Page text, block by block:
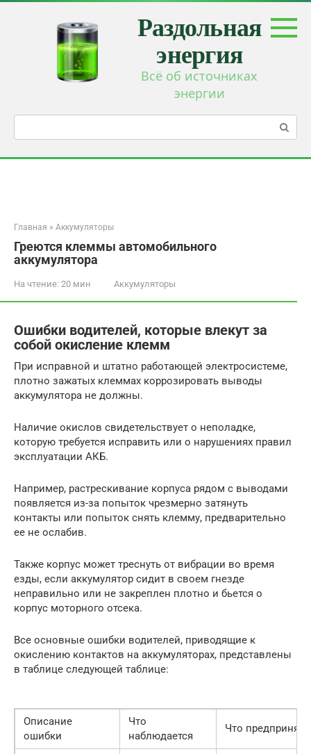
Перейти
Раздольная
энергия
Всё об источниках
энергии
Главная » Аккумуляторы
Греются клеммы автомобильного
аккумулятора
На чтение: 20 мин Аккумуляторы
Ошибки водителей, которые влекут за
собой окисление клемм
При исправной и штатно работающей электросистеме,
плотно зажатых клеммах коррозировать выводы
аккумулятора не должны.
Наличие окислов свидетельствует о неполадке,
которую требуется исправить или о нарушениях правил
эксплуатации АКБ.
Например, растрескивание корпуса рядом с выводами
появляется из-за попыток чрезмерно затянуть
контакты или попыток снять клемму, предварительно
ее не ослабив.
Также корпус может треснуть от вибрации во время
езды, если аккумулятор сидит в своем гнезде
неправильно или не закреплен плотно и бьется о
корпус моторного отсека.
Все основные ошибки водителей, приводящие к
окислению контактов на аккумуляторах, представлены
в таблице следующей таблице:
Описание
ошибки
Что
наблюдается
Что предпринять